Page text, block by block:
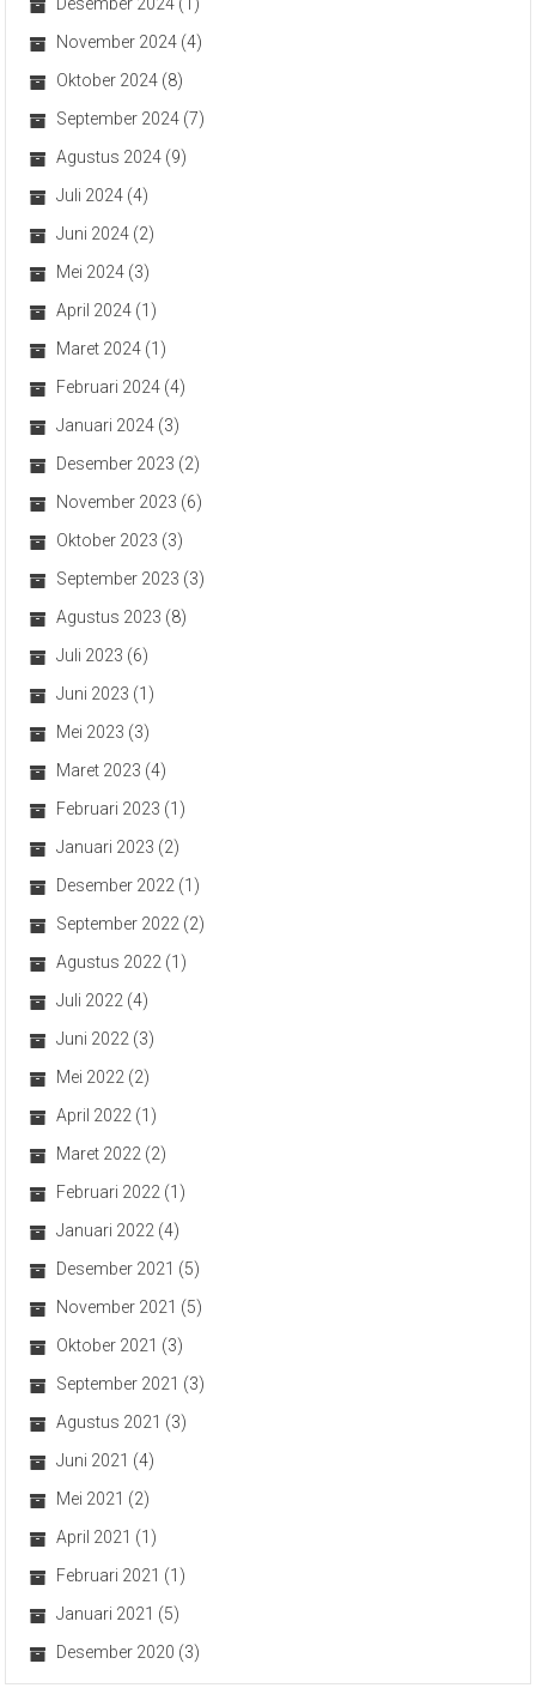
November 2024 (4)
Oktober 2024 (8)
September 2024 (7)
Agustus 2024 (9)
Juli 2024 (4)
Juni 2024 (2)
Mei 2024 (3)
April 2024 (1)
Maret 2024 (1)
Februari 2024 (4)
Januari 2024 (3)
Desember 2023 (2)
November 2023 (6)
Oktober 2023 (3)
September 2023 (3)
Agustus 2023 (8)
Juli 2023 (6)
Juni 2023 (1)
Mei 2023 (3)
Maret 2023 (4)
Februari 2023 (1)
Januari 2023 (2)
Desember 2022 (1)
September 2022 (2)
Agustus 2022 (1)
Juli 2022 (4)
Juni 2022 (3)
Mei 2022 (2)
April 2022 (1)
Maret 2022 (2)
Februari 2022 (1)
Januari 2022 (4)
Desember 2021 (5)
November 2021 (5)
Oktober 2021 (3)
September 2021 (3)
Agustus 2021 (3)
Juni 2021 (4)
Mei 2021 (2)
April 2021 (1)
Februari 2021 (1)
Januari 2021 (5)
Desember 2020 (3)